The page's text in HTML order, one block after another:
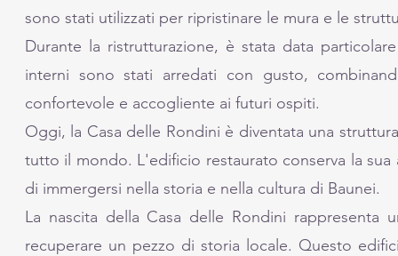
sono stati utilizzati per ripristinare le mura e le
Durante la ristrutturazione, è stata data
interni sono stati arredati con gusto,
confortevole e accogliente ai futuri ospiti.
Oggi, la Casa delle Rondini è diventata una
tutto il mondo. L'edificio restaurato conserva la
di immergersi nella storia e nella cultura di Baunei.
La nascita della Casa delle Rondini
recuperare un pezzo di storia locale. Questo